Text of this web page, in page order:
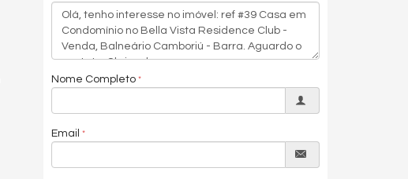
Nome Completo
Email